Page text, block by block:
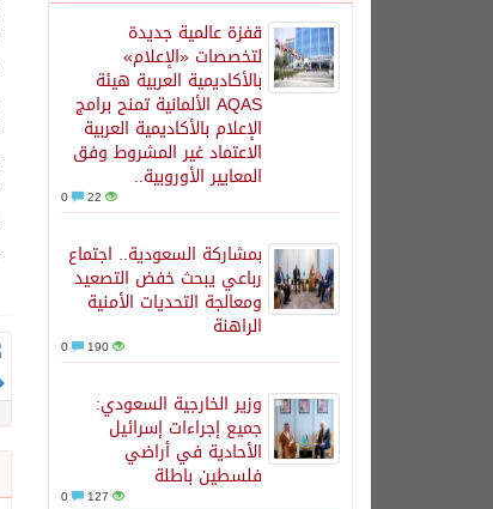
قفزة عالمية جديدة
لتخصصات «الإعلام»
بالأكاديمية العربية هيئة
AQAS الألمانية تمنح برامج
الإعلام بالأكاديمية العربية
الاعتماد غير المشروط وفق
المعايير الأوروبية..
22
بمشاركة السعودية.. اجتماع
رباعي يبحث خفض التصعيد
ومعالجة التحديات الأمنية
الراهنة
190
وزير الخارجية السعودي:
جميع إجراءات إسرائيل
الأحادية في أراضي
فلسطين باطلة
127